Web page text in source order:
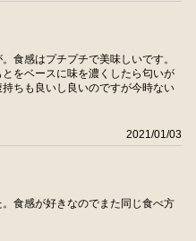
食感はプチプチで美味しいです。
をベースに味を濃くしたら匂いが
ちも良いし良いのですが今時ない
2021/01/03
食感が好きなのでまた同じ食べ方